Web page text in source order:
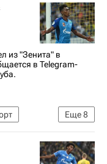
из "Зенита" в
в Telegram-
Еще8
Халк